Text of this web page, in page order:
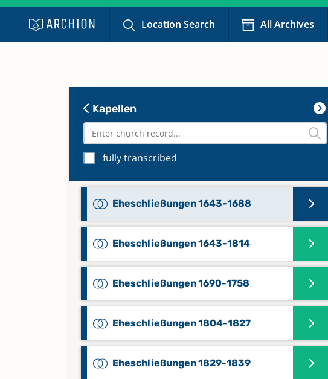
Location Search All Archives
Kapellen
fully transcribed
Eheschließungen 1643-1688
Eheschließungen 1643-1814
Eheschließungen 1690-1758
Eheschließungen 1804-1827
Eheschließungen 1829-1839